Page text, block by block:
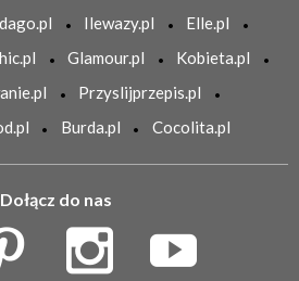
Ilewazy.pl
Elle.pl
Glamour.pl
Kobieta.pl
Przyslijprzepis.pl
Burda.pl Cocolita.pl
Dołącz do nas